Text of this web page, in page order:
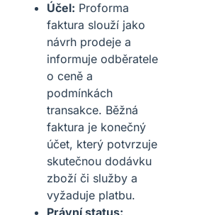
Účel: Proforma
faktura slouží jako
návrh prodeje a
informuje odběratele
o ceně a
podmínkách
transakce. Běžná
faktura je konečný
účet, který potvrzuje
skutečnou dodávku
zboží či služby a
vyžaduje platbu.